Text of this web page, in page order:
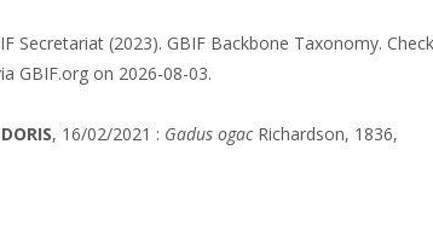
Secretariat (2023). GBIF Backbone Taxonomy.
GBIF.org on 2026-08-03.
DORIS, 16/02/2021 : Gadus ogacRichardson, 1836,